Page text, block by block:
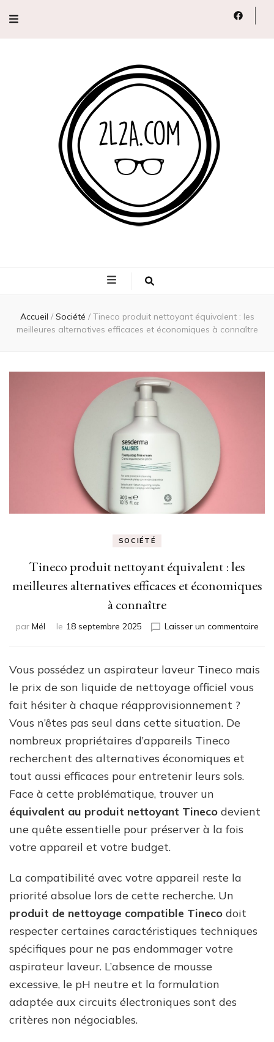
Accueil / Société / Tineco produit nettoyant équivalent : les
meilleures alternatives efficaces et économiques à connaître
SOCIÉTÉ
Tineco produit nettoyant équivalent : les
meilleures alternatives efficaces et économiques
à connaître
par Mél le 18 septembre 2025 Laisser un commentairesur
Vous possédez un aspirateur laveur Tineco mais
le prix de son liquide de nettoyage officiel vous
fait hésiter à chaque réapprovisionnement ?
Vous n’êtes pas seul dans cette situation. De
nombreux propriétaires d’appareils Tineco
recherchent des alternatives économiques et
tout aussi efficaces pour entretenir leurs sols.
Face à cette problématique, trouver un
équivalent au produit nettoyant Tineco devient
une quête essentielle pour préserver à la fois
votre appareil et votre budget.
La compatibilité avec votre appareil reste la
priorité absolue lors de cette recherche. Un
produit de nettoyage compatible Tineco doit
respecter certaines caractéristiques techniques
spécifiques pour ne pas endommager votre
aspirateur laveur. L’absence de mousse
excessive, le pH neutre et la formulation
adaptée aux circuits électroniques sont des
critères non négociables.